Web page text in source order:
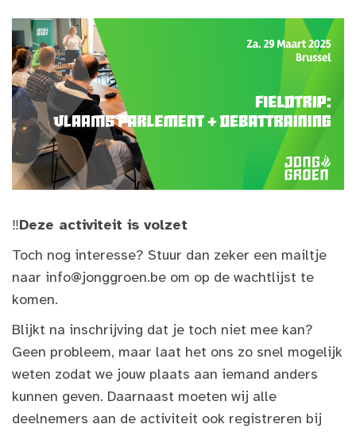
‼️Deze activiteit is volzet
Toch nog interesse? Stuur dan zeker een mailtje
naar info@jonggroen.be om op de wachtlijst te
komen.
Blijkt na inschrijving dat je toch niet mee kan?
Geen probleem, maar laat het ons zo snel mogelijk
weten zodat we jouw plaats aan iemand anders
kunnen geven. Daarnaast moeten wij alle
deelnemers aan de activiteit ook registreren bij